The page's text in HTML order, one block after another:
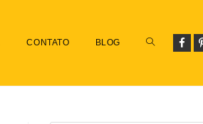
CONTATO BLOG